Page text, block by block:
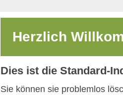
Herzlich
Dies ist die Standard-
Sie können sie problemlos